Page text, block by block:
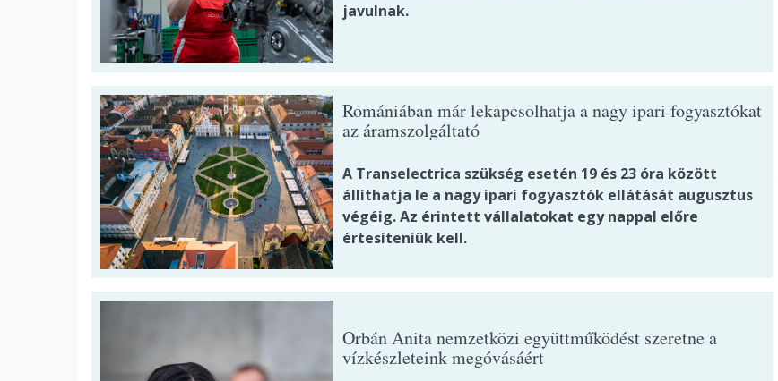
javulnak.
Romániában már lekapcsolhatja a nagy ipari fogyasztókat
az áramszolgáltató
A Transelectrica szükség esetén 19 és 23 óra között
állíthatja le a nagy ipari fogyasztók ellátását augusztus
végéig. Az érintett vállalatokat egy nappal előre
értesíteniük kell.
Orbán Anita nemzetközi együttműködést szeretne a
vízkészleteink megóvásáért